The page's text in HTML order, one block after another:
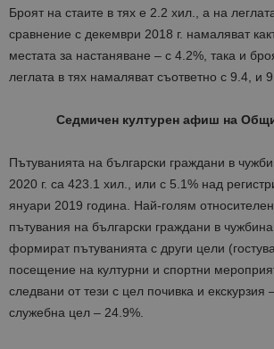
Броят на стаите в тях е 2.2 хил., а на
сравнение с декември 2018 г. намаляват
местата за настаняване – с 4.2%, така и
леглата в тях намаляват съответно с 9.4, и
Седмичен културен афиш на
Пътуванията на български граждани в
2020 г. са 423.1 хил., или с 5.1% над
януари 2019 година. Най-голям
пътувания на български граждани в
формират пътуванията с други цели
посещение на културни и спортни
следвани от тези с цел почивка и екскурзия
служебна цел – 24.9%.